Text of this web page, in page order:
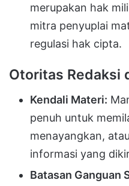
merupakan hak
mitra penyuplai
regulasi hak cipta.
Otoritas Redaksi
Kendali Materi:
penuh untuk
menayangkan,
informasi yang
Batasan Ganguan